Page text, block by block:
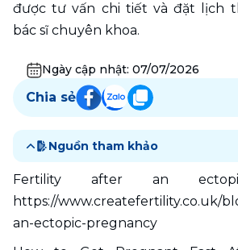
được tư vấn chi tiết và đặt lịch
bác sĩ chuyên khoa.
Ngày cập nhật: 07/07/2026
Chia sẻ
Nguồn tham khảo
Fertility after an
https://www.createfertility.co.uk/
an-ectopic-pregnancy